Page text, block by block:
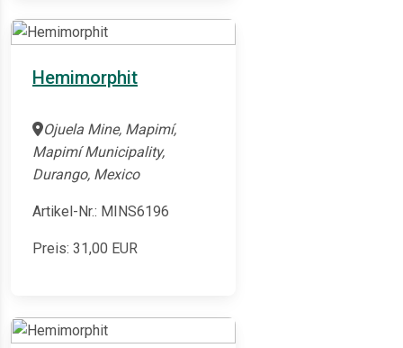
Hemimorphit
Ojuela Mine, Mapimí,
Mapimí Municipality,
Durango, Mexico
Artikel-Nr.: MINS6196
Preis: 31,00 EUR